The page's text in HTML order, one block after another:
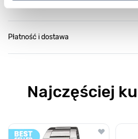
Płatność i dostawa
Najczęściej
Poruszanie się po elementach karuzeli
Naciśnij, aby pominąć karuzelę
Naciśnij, aby przejść do nawigacji